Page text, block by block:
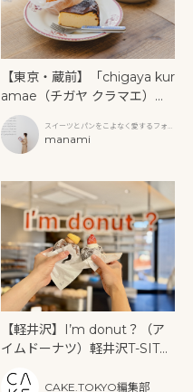
【東京・蔵前】「chigaya kur
amae（チガヤ クラマエ）」
で味わう、心ほどけるスイー
ツとパンスイーツとパンをこよなく愛するフォト
グラファー
manami
【軽井沢】I’m donut？（ア
イムドーナツ）軽井沢T-SITE
種も登場CAKE.TOKYO編集部